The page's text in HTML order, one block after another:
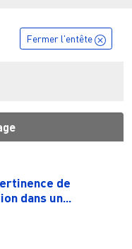
Fermer l'entête
de
dans un...